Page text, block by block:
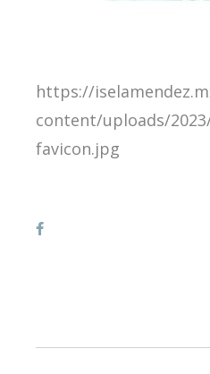
https://
content/uploads/
favicon.jpg